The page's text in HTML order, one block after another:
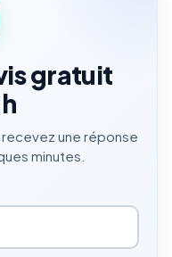
gratuit
une réponse
minutes.